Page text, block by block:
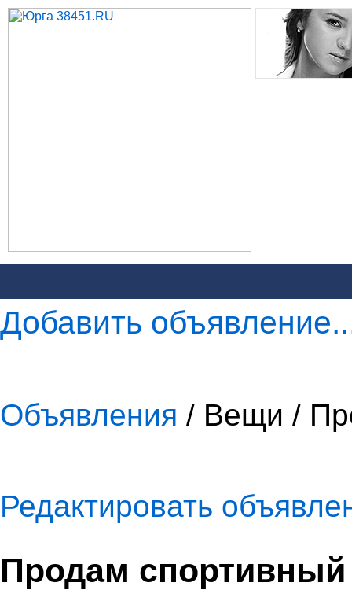
Добавить
Объявления / Вещи /
Редактировать
Продам